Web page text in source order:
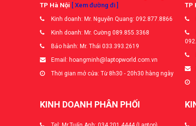
TP Hà Nội [ Xem đường đi ]
Kinh doanh: Mr. Nguyễn Quang: 092.877.8866
Kinh doanh: Mr. Cường 089.855.3368
Bảo hành: Mr. Thái 033.393.2619
Email: hoangminh@laptopworld.com.vn
Thời gian mở cửa: Từ 8h30 - 20h30 hàng ngày
TP
KINH DOANH PHÂN PHỐI